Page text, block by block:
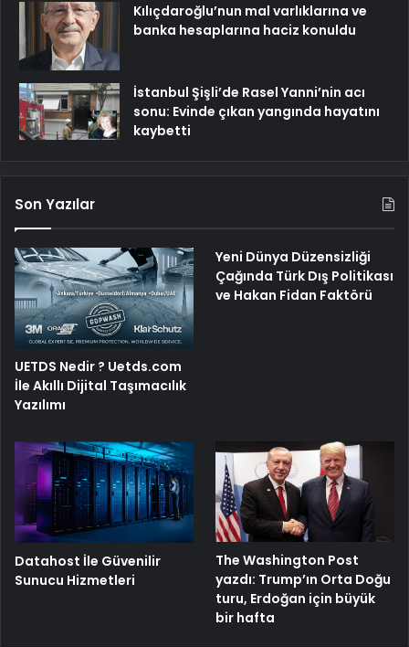
Kılıçdaroğlu’nun mal varlıklarına ve
banka hesaplarına haciz konuldu
İstanbul Şişli’de Rasel Yanni’nin acı
sonu: Evinde çıkan yangında hayatını
kaybetti
Son Yazılar
UETDS Nedir ? Uetds.com
İle Akıllı Dijital Taşımacılık
Yazılımı
Yeni Dünya Düzensizliği
Çağında Türk Dış Politikası
ve Hakan Fidan Faktörü
Datahost İle Güvenilir
Sunucu Hizmetleri
The Washington Post
yazdı: Trump’ın Orta Doğu
turu, Erdoğan için büyük
bir hafta